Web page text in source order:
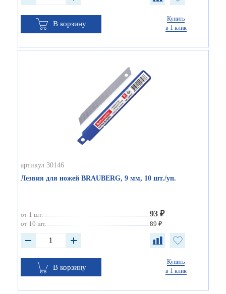
В корзину
Купить
в 1 клик
артикул 30146
Лезвия для ножей BRAUBERG, 9 мм, 10 шт./уп.
от 1 шт. 93 ₽
от 10 шт. 89 ₽
В корзину
Купить
в 1 клик